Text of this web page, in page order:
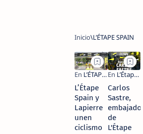
L’Étape
Spain y
Lapierre
unen
ciclismo
Carlos
Sastre,
embajador
de
L'Étape